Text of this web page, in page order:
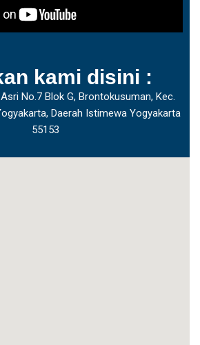
kami disini :
No.7 Blok G, Brontokusuman, Kec.
Daerah Istimewa Yogyakarta
55153